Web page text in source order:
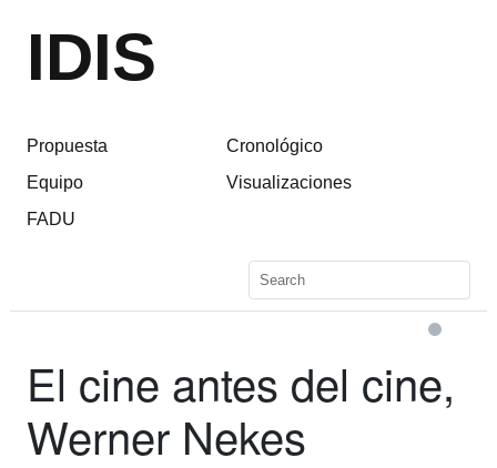
IDIS
Propuesta
Equipo
FADU
Cronológico
Visualizaciones
El cine antes del cine,
Werner Nekes